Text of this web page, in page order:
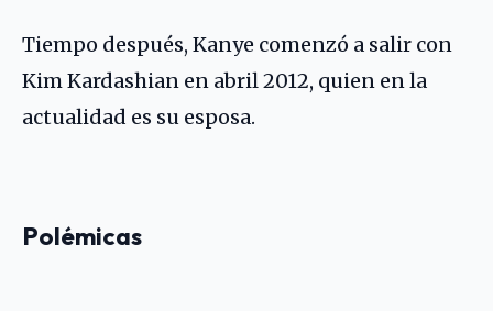
Tiempo después, Kanye comenzó a salir con
Kim Kardashian en abril 2012, quien en la
actualidad es su esposa.
Polémicas